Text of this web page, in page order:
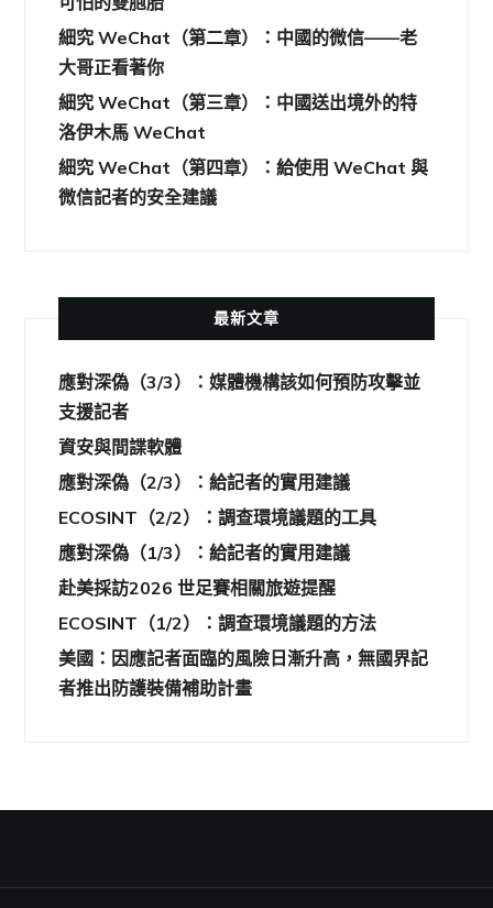
細究 WeChat（第二章）：中國的微信——老
大哥正看著你
細究 WeChat（第三章）：中國送出境外的特
洛伊木馬 WeChat
細究 WeChat（第四章）：給使用 WeChat 與
微信記者的安全建議
最新文章
應對深偽（3/3）：媒體機構該如何預防攻擊並
支援記者
資安與間諜軟體
應對深偽（2/3）：給記者的實用建議
ECOSINT（2/2）：調查環境議題的工具
應對深偽（1/3）：給記者的實用建議
赴美採訪2026 世足賽相關旅遊提醒
ECOSINT（1/2）：調查環境議題的方法
美國：因應記者面臨的風險日漸升高，無國界記
者推出防護裝備補助計畫